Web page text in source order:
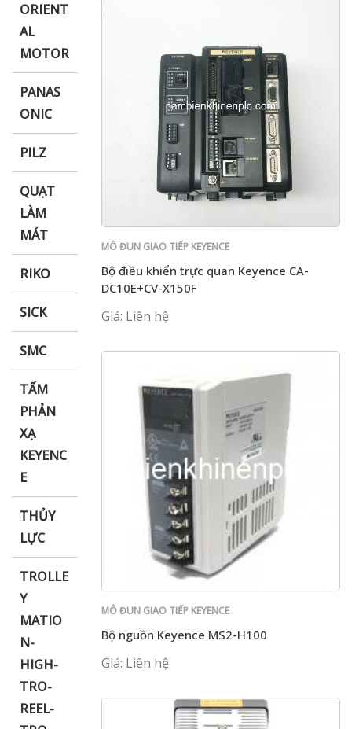
ORIENT
AL
MOTOR
PANAS
ONIC
PILZ
QUẠT
LÀM
MÁT
RIKO
SICK
SMC
TẤM
PHẢN
XẠ
KEYENC
E
THỦY
LỰC
TROLLE
Y
MATIO
N-
HIGH-
TRO-
REEL-
MÔ ĐUN GIAO TIẾP KEYENCE
Bộ điều khiển trực quan Keyence CA-
DC10E+CV-X150F
Giá: Liên hệ
MÔ ĐUN GIAO TIẾP KEYENCE
Bộ nguồn Keyence MS2-H100
Giá: Liên hệ